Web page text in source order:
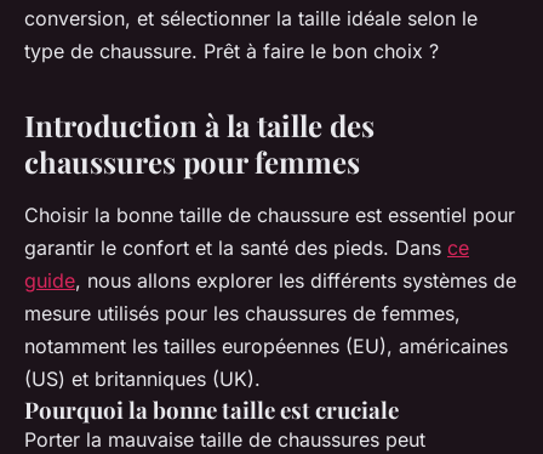
conversion, et sélectionner la taille idéale selon le
type de chaussure. Prêt à faire le bon choix ?
Introduction à la taille des
chaussures pour femmes
Choisir la bonne taille de chaussure est essentiel pour
garantir le confort et la santé des pieds. Dans ce
guide, nous allons explorer les différents systèmes de
mesure utilisés pour les chaussures de femmes,
notamment les tailles européennes (EU), américaines
(US) et britanniques (UK).
Pourquoi la bonne taille est cruciale
Porter la mauvaise taille de chaussures peut